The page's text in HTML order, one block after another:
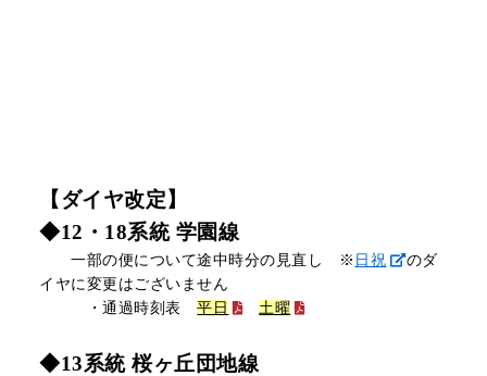
【ダイヤ改定】
◆12・18系統 学園線
一部の便について途中時分の見直し ※ 日祝
のダ
イヤに変更はございません
・通過時刻表平日 土曜
◆13系統 桜ヶ丘団地線